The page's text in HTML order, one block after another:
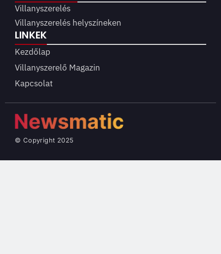
Villanyszerelés
Villanyszerelés helyszíneken
LINKEK
Kezdőlap
Villanyszerelő Magazin
Kapcsolat
© Copyright 2025